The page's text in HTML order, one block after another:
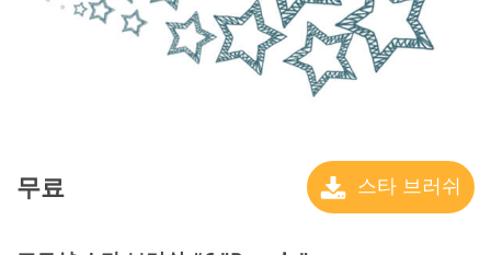
무료 스타 브러쉬